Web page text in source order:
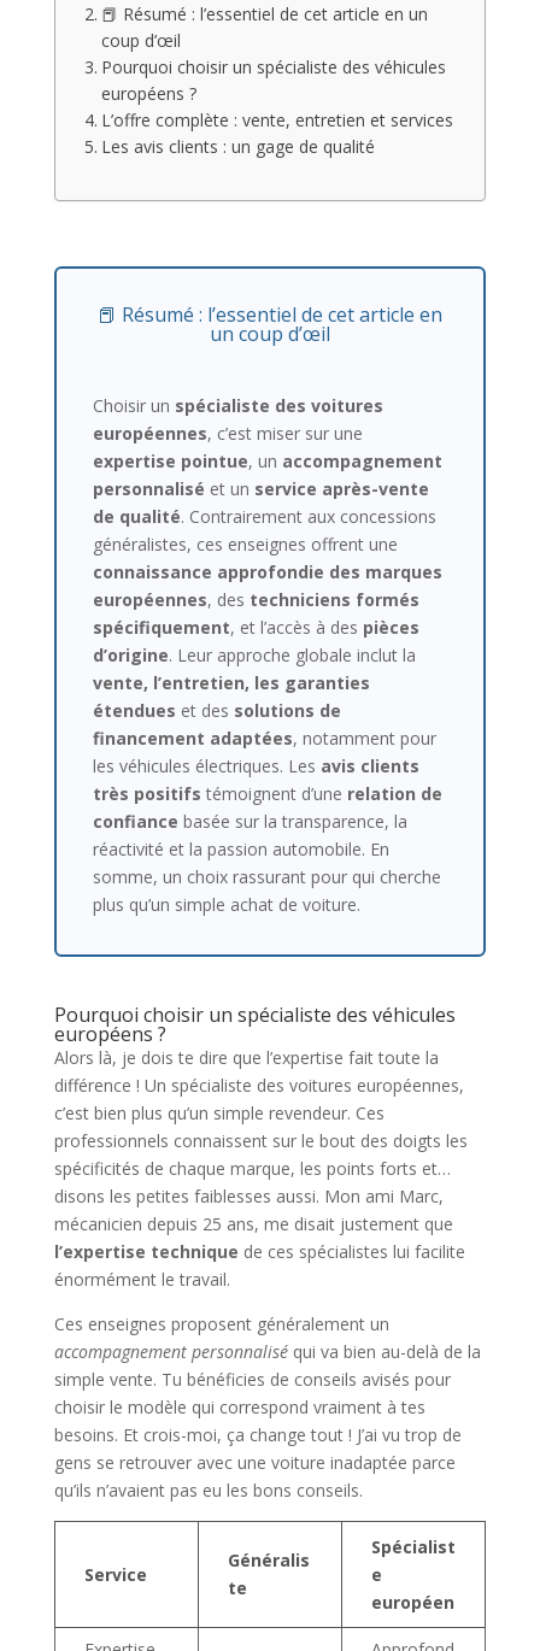
📕 Résumé : l’essentiel de cet article en un
coup d’œil
Pourquoi choisir un spécialiste des véhicules
européens ?
L’offre complète : vente, entretien et services
Les avis clients : un gage de qualité
📕 Résumé : l’essentiel de cet article en
un coup d’œil
Choisir un spécialiste des voitures
européennes, c’est miser sur une
expertise pointue, un accompagnement
personnalisé et un service après-vente
de qualité. Contrairement aux concessions
généralistes, ces enseignes offrent une
connaissance approfondie des marques
européennes, des techniciens formés
spécifiquement, et l’accès à des pièces
d’origine. Leur approche globale inclut la
vente, l’entretien, les garanties
étendues et des solutions de
financement adaptées, notamment pour
les véhicules électriques. Les avis clients
très positifs témoignent d’une relation de
confiance basée sur la transparence, la
réactivité et la passion automobile. En
somme, un choix rassurant pour qui cherche
plus qu’un simple achat de voiture.
Pourquoi choisir un spécialiste des véhicules
européens ?
Alors là, je dois te dire que l’expertise fait toute la
différence ! Un spécialiste des voitures européennes,
c’est bien plus qu’un simple revendeur. Ces
professionnels connaissent sur le bout des doigts les
spécificités de chaque marque, les points forts et…
disons les petites faiblesses aussi. Mon ami Marc,
mécanicien depuis 25 ans, me disait justement que
l’expertise technique de ces spécialistes lui facilite
énormément le travail.
Ces enseignes proposent généralement un
accompagnement personnaliséqui va bien au-delà de la
simple vente. Tu bénéficies de conseils avisés pour
choisir le modèle qui correspond vraiment à tes
besoins. Et crois-moi, ça change tout ! J’ai vu trop de
gens se retrouver avec une voiture inadaptée parce
qu’ils n’avaient pas eu les bons conseils.
Service
Généralis
te
Spécialist
e
européen